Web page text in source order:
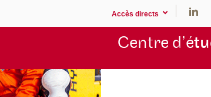
Accès directs
Centre d’é